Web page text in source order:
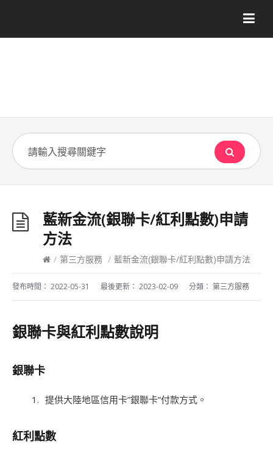
藍新金流(銀聯卡/紅利點數)申請
方法
/ 第三方服務 / 藍新金流(銀聯卡/紅利點數)申請方法
發布時間： 2022-05-31 最後更新： 2023-02-09 分類： 第三方服務
銀聯卡與紅利點數說明
銀聯卡
提供大陸地區信用卡”銀聯卡”付款方式。
紅利點數